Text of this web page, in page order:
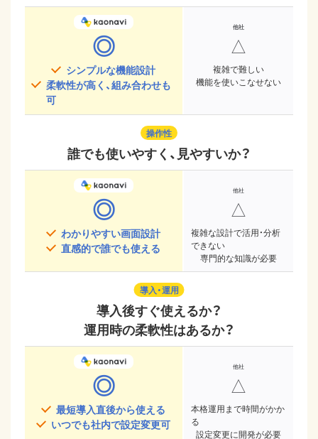
◎
シンプルな機能設計
柔軟性が高く、組み合わせも
可
△
複雑で難しい
機能を使いこなせない
操作性
誰でも使いやすく、見やすいか？
◎
わかりやすい画面設計
直感的で誰でも使える
△
複雑な設計で活用・分析
できない
専門的な知識が必要
導入・運用
導入後すぐ使えるか？
運用時の柔軟性はあるか？
◎
最短導入直後から使える
いつでも社内で設定変更可
△
本格運用まで時間がかか
る
設定変更に開発が必要